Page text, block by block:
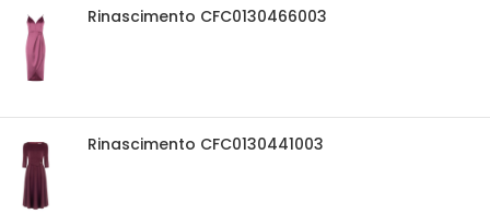
Rinascimento CFC0130466003
Rinascimento CFC0130441003